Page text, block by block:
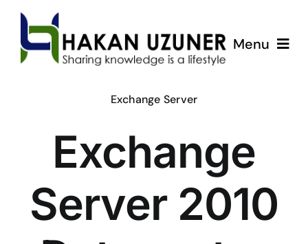
content
Menu
ÇözümPark
Eğitimlerim
İletişim
Exchange Server
Exchange
Server 2010